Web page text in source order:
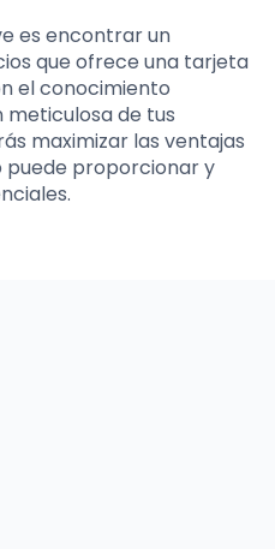
es encontrar un
que ofrece una tarjeta
el conocimiento
de tus
maximizar las ventajas
proporcionar y